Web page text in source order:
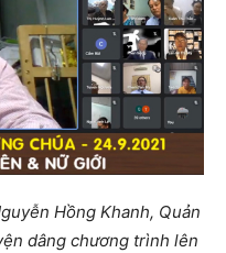
Hồng Khanh, Quản
dâng chương trình lên